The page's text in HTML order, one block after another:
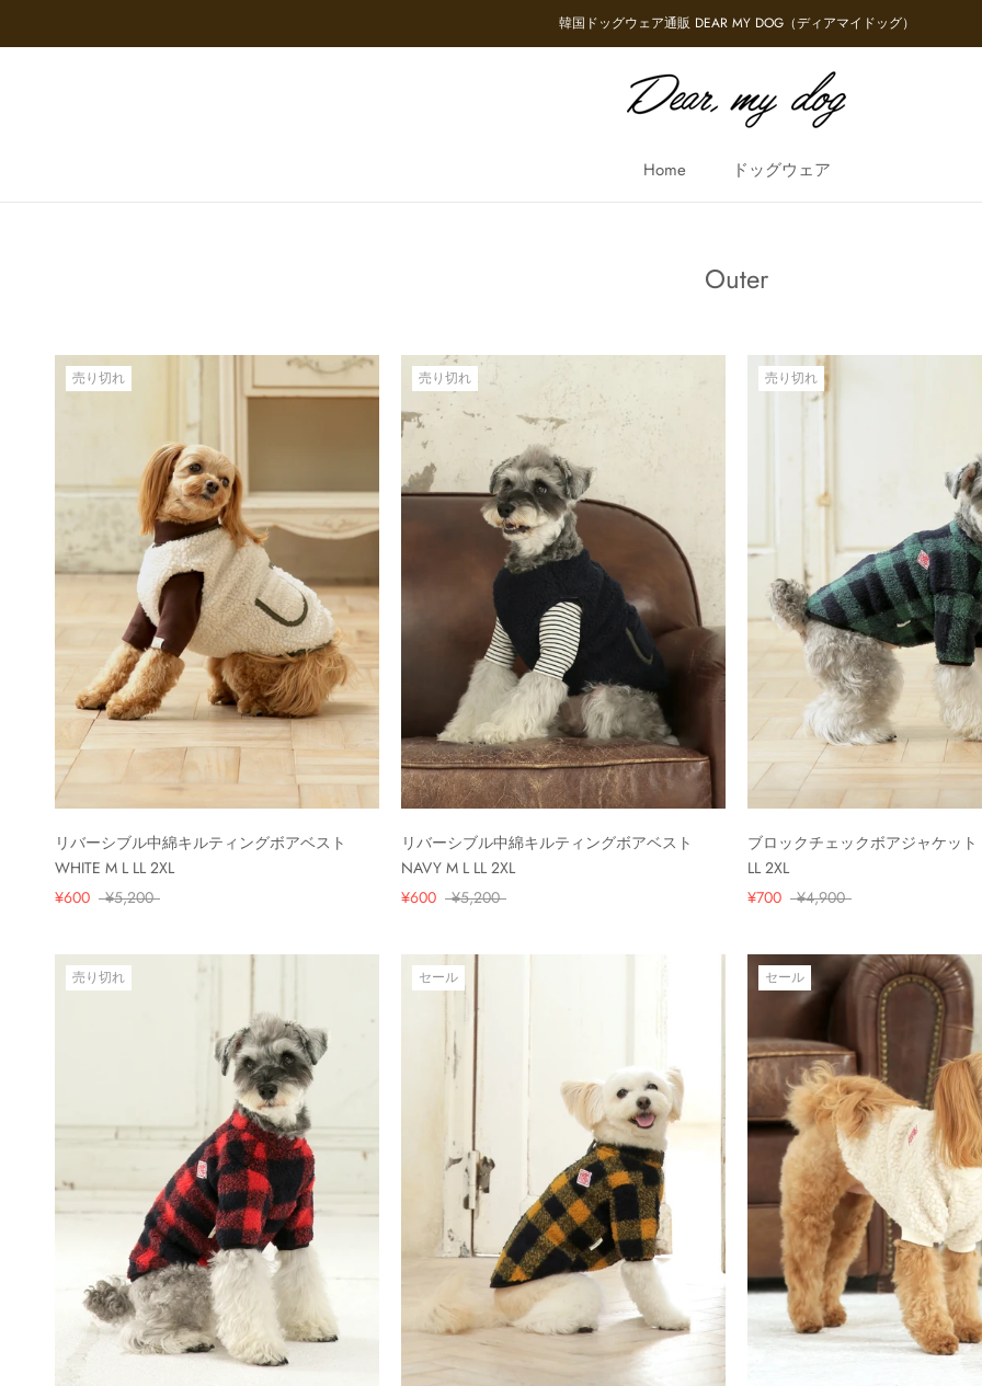
韓国ドッグウェア通販 DEAR MY DOG（ディアマイドッグ）
Home
ドッグウェア
Outer
売り切れ
リバーシブル中綿キルティングボアベスト
WHITE M L LL 2XL
¥600
¥5,200
売り切れ
リバーシブル中綿キルティングボアベスト
NAVY M L LL 2XL
¥600
¥5,200
売り切れ
ブロックチェックボアジャケット
LL 2XL
¥700
¥4,900
売り切れ セール セール